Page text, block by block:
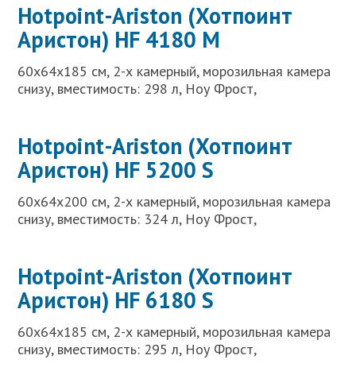
Hotpoint-Ariston (Хотпоинт
Аристон) HF 4180 M
60x64x185 см, 2-х камерный, морозильная камера
снизу, вместимость: 298 л, Ноу Фрост,
Hotpoint-Ariston (Хотпоинт
Аристон) HF 5200 S
60x64x200 см, 2-х камерный, морозильная камера
снизу, вместимость: 324 л, Ноу Фрост,
Hotpoint-Ariston (Хотпоинт
Аристон) HF 6180 S
60x64x185 см, 2-х камерный, морозильная камера
снизу, вместимость: 295 л, Ноу Фрост,